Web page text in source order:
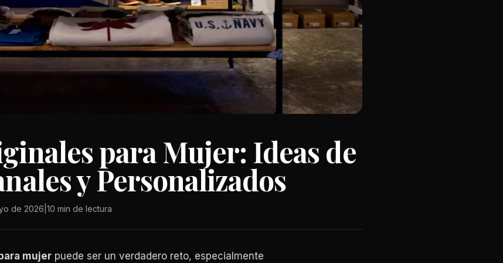
para Mujer: Ideas de
y Personalizados
de 2026 10 min de lectura
mujer puede ser un verdadero reto, especialmente